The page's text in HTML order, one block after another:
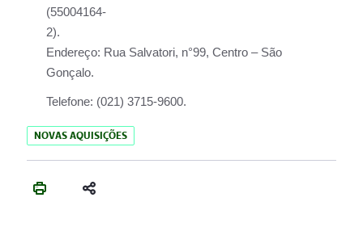
(55004164-
2).
Endereço: Rua Salvatori, n°99, Centro – São
Gonçalo.
Telefone: (021) 3715-9600.
NOVAS AQUISIÇÕES